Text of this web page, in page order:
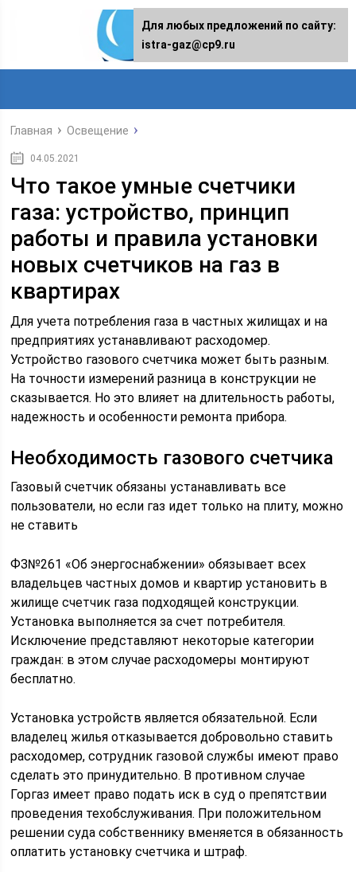
Главная Освещение
04.05.2021
Что такое умные счетчики
газа: устройство, принцип
работы и правила установки
новых счетчиков на газ в
квартирах
Для учета потребления газа в частных жилищах и на
предприятиях устанавливают расходомер.
Устройство газового счетчика может быть разным.
На точности измерений разница в конструкции не
сказывается. Но это влияет на длительность работы,
надежность и особенности ремонта прибора.
Необходимость газового счетчика
Газовый счетчик обязаны устанавливать все
пользователи, но если газ идет только на плиту, можно
не ставить
ФЗ№261 «Об энергоснабжении» обязывает всех
владельцев частных домов и квартир установить в
жилище счетчик газа подходящей конструкции.
Установка выполняется за счет потребителя.
Исключение представляют некоторые категории
граждан: в этом случае расходомеры монтируют
бесплатно.
Установка устройств является обязательной. Если
владелец жилья отказывается добровольно ставить
расходомер, сотрудник газовой службы имеют право
сделать это принудительно. В противном случае
Горгаз имеет право подать иск в суд о препятствии
проведения техобслуживания. При положительном
решении суда собственнику вменяется в обязанность
оплатить установку счетчика и штраф.
Для любых предложений по сайту:
istra-gaz@cp9.ru